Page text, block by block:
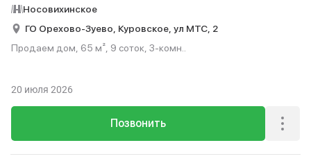
Носовихинское
ГО Орехово-Зуево, Куровское, ул МТС, 2
Продаем дом, 65 м², 9 соток, 3-комн..
Позвонить
20 июля 2026